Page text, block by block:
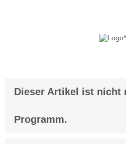
Dieser Artikel ist nicht
Programm.